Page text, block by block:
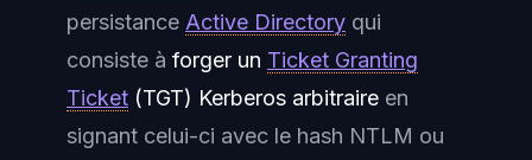
persistance Active Directory qui
consiste à forger un Ticket Granting
Ticket (TGT) Kerberos arbitraire en
signant celui-ci avec le hash NTLM ou